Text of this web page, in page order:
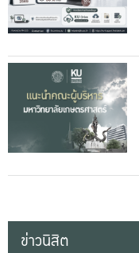
ข่าวนิสิต